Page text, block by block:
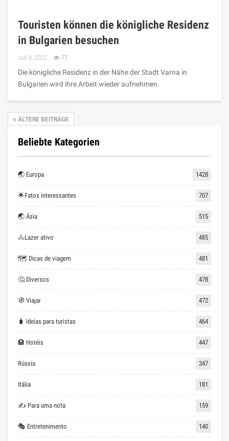
Touristen können die königliche Residenz
in Bulgarien besuchen
Juli 8, 2022 77
Die königliche Residenz in der Nähe der Stadt Varna in
Bulgarien wird ihre Arbeit wieder aufnehmen.
ÄLTERE BEITRÄGE
Beliebte Kategorien
🌏 Europa 1428
🌟Fatos interessantes 707
🌏 Ásia 515
🚴Lazer ativo 485
🗺 Dicas de viagem 481
🤔 Diversos 478
🧭 Viajar 472
🧳 Ideias para turistas 464
🏨 Hotéis 447
Rússia 347
Itália 181
✍ Para uma nota 159
🎭 Entretenimento 140